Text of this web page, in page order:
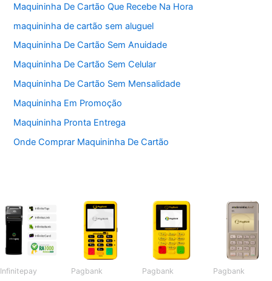
Maquininha De Cartão Que Recebe Na Hora
maquininha de cartão sem aluguel
Maquininha De Cartão Sem Anuidade
Maquininha De Cartão Sem Celular
Maquininha De Cartão Sem Mensalidade
Maquininha Em Promoção
Maquininha Pronta Entrega
Onde Comprar Maquininha De Cartão
Infinitepay Pagbank Pagbank Pagbank